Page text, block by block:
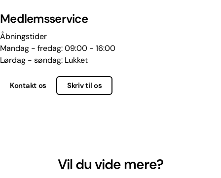
Medlemsservice
Åbningstider
Mandag - fredag: 09:00 - 16:00
Lørdag - søndag: Lukket
Kontakt os Skriv til os
Vil du vide mere?